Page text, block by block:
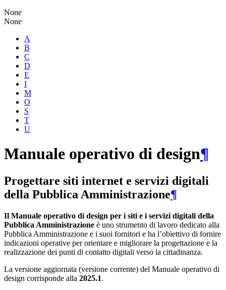
None
None
A
B
C
D
E
I
M
O
S
T
U
Manuale operativo di design¶
Progettare siti internet e servizi digitali
della Pubblica Amministrazione¶
Il Manuale operativo di design per i siti e i servizi digitali della
Pubblica Amministrazione è uno strumento di lavoro dedicato alla
Pubblica Amministrazione e i suoi fornitori e ha l’obiettivo di fornire
indicazioni operative per orientare e migliorare la progettazione e la
realizzazione dei punti di contatto digitali verso la cittadinanza.
La versione aggiornata (versione corrente) del Manuale operativo di
design corrisponde alla 2025.1.